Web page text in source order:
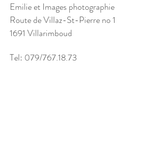
Emilie et Images photographie
Route de Villaz-St-Pierre no 1
1691 Villarimboud
Tel: 079/767.18.73